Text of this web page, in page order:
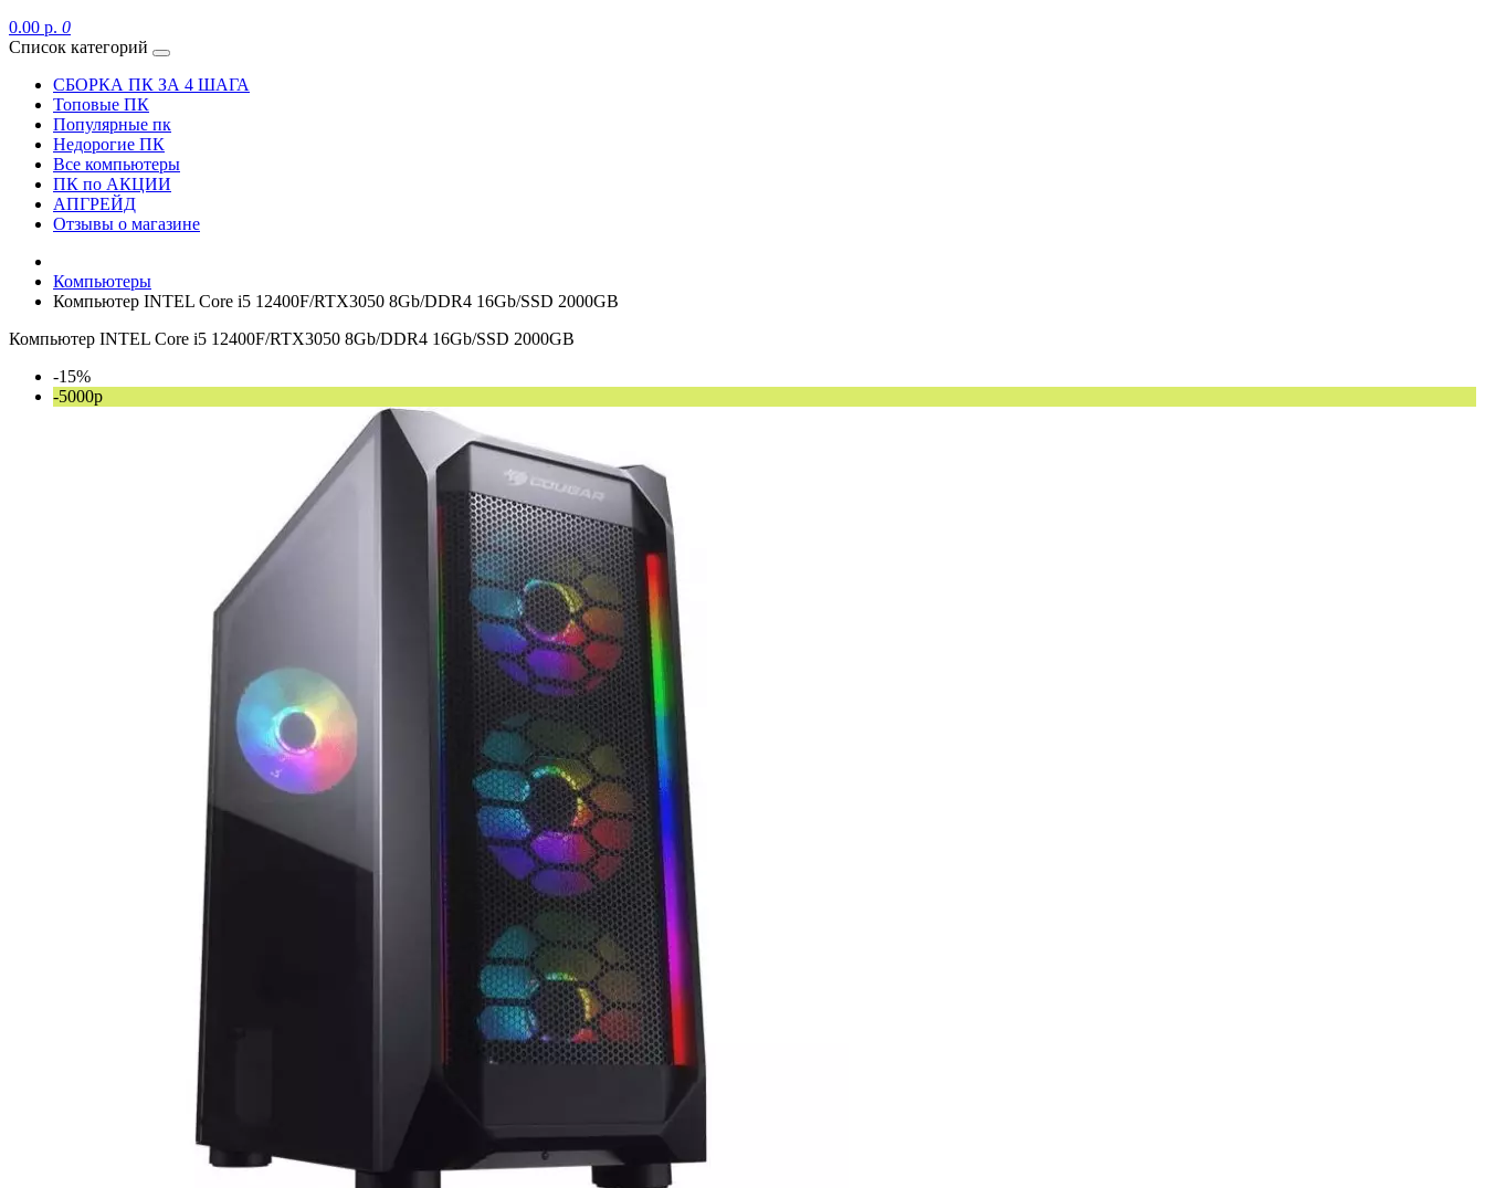
0.00 р. 0
Список категорий
СБОРКА ПК ЗА 4 ШАГА
Топовые ПК
Популярные пк
Недорогие ПК
Все компьютеры
ПК по АКЦИИ
АПГРЕЙД
Отзывы о магазине
Компьютеры
Компьютер INTEL Core i5 12400F/RTX3050 8Gb/DDR4 16Gb/SSD 2000GB
Компьютер INTEL Core i5 12400F/RTX3050 8Gb/DDR4 16Gb/SSD 2000GB
-15%
-5000р